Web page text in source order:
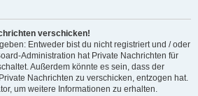
verschicken!
Entweder bist du nicht registriert und / oder
Administration hat Private Nachrichten für
Außerdem könnte es sein, dass der
Nachrichten zu verschicken, entzogen hat.
um weitere Informationen zu erhalten.